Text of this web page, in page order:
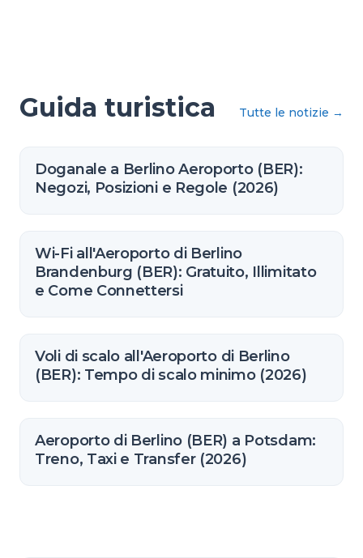
Guida turistica Tutte le notizie →
Doganale a Berlino Aeroporto (BER):
Negozi, Posizioni e Regole (2026)
Wi-Fi all'Aeroporto di Berlino
Brandenburg (BER): Gratuito, Illimitato
e Come Connettersi
Voli di scalo all'Aeroporto di Berlino
(BER): Tempo di scalo minimo (2026)
Aeroporto di Berlino (BER) a Potsdam:
Treno, Taxi e Transfer (2026)